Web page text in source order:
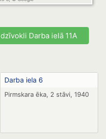
Darba ielā 11A
Darba iela 6
Pirmskara ēka, 2 stāvi, 1940